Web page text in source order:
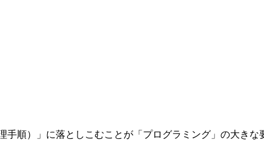
順）」に落としこむことが「プログラミング」の大きな